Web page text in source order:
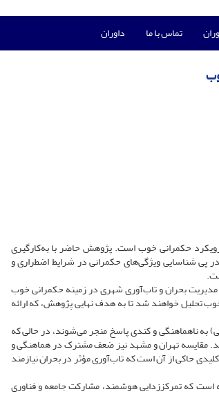
تماس با ما داوران
حکمرانی خوب است. پژوهش حاضر با به‌کارگیری
پی شناسایی ویژگی‌های حکمرانی در شرایط اضطراری و
بحران و تاب‌آوری شهری در زمینه حکمرانی خوب
تحلیل خواهند شد تا به هدف نهایی پژوهش، که ارائه
به ناهماهنگی و کندی پاسخ منجر می‌شوند، در حالی که
مقایسه تهران و مشهد نیز ضعف مشترک در هماهنگی و
حاکی از آن است که تاب‌آوری مؤثر در بحران نیازمند
که تمرکززدایی هوشمند، مشارکت جامعه و فناوری